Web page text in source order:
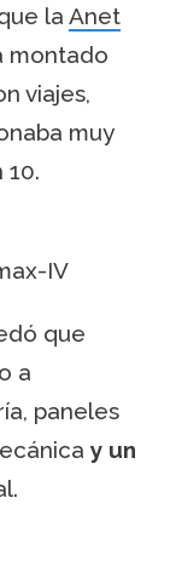
la Anet
montado
viajes,
muy
10.
que
a
paneles
y un